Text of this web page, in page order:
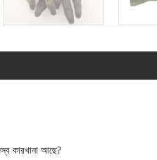
কারখানা আছে?